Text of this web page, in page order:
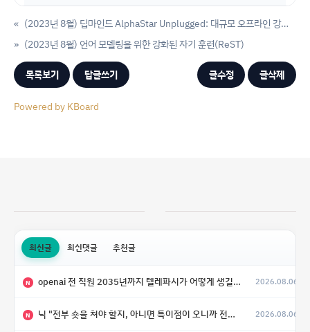
«
(2023년 8월) 딥마인드 AlphaStar Unplugged: 대규모 오프라인 강화학습
(2023년 8월) 언어 모델링을 위한 강화된 자기 훈련(ReST)
»
목록보기 답글쓰기 글수정 글삭제
Powered by KBoard
최신글 최신댓글 추천글
N openai 전 직원 2035년까지 텔레파시가 어떻게 생길 수 있는지 2026.08.06
N 닉 "전부 숏을 쳐야 할지, 아니면 특이점이 오니까 전부 롱을 쳐야 할지 모르겠다.” 2026.08.06